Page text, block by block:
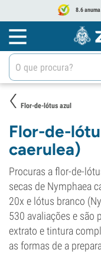
8.6
Flor-de-lótus azul
Flor-de-
caerulea)
Procuras a flor-de-
secas de Nymphaea
20x e lótus branco
530 avaliações e são
extrato e tintura
as formas de a